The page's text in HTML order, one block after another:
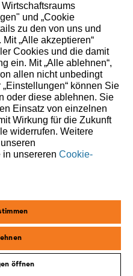
KG ©2026
und „Cookie
zu den von uns und
„Alle akzeptieren“
Cookies und die damit
ein. Mit „Alle ablehnen“,
allen nicht unbedingt
können Sie
oder diese ablehnen. Sie
Einsatz von einzelnen
Wirkung für die Zukunft
widerrufen. Weitere
in unsereren Cookie-
öffnen